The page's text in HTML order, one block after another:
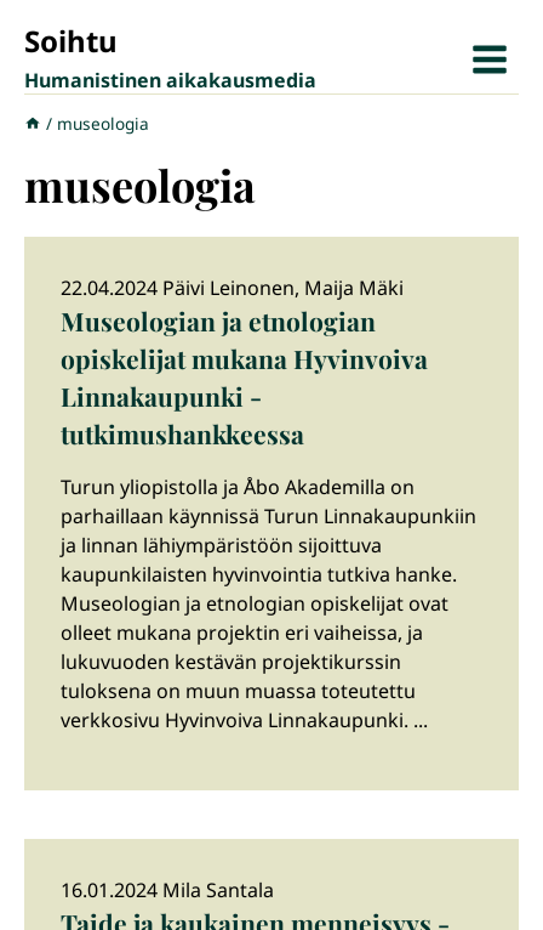
sisältöön
Soihtu
Humanistinen aikakausmedia
/ museologia
museologia
22.04.2024 Päivi Leinonen, Maija Mäki
Museologian ja etnologian
opiskelijat mukana Hyvinvoiva
Linnakaupunki -
tutkimushankkeessa
Turun yliopistolla ja Åbo Akademilla on
parhaillaan käynnissä Turun Linnakaupunkiin
ja linnan lähiympäristöön sijoittuva
kaupunkilaisten hyvinvointia tutkiva hanke.
Museologian ja etnologian opiskelijat ovat
olleet mukana projektin eri vaiheissa, ja
lukuvuoden kestävän projektikurssin
tuloksena on muun muassa toteutettu
verkkosivu Hyvinvoiva Linnakaupunki. ...
16.01.2024 Mila Santala
Taide ja kaukainen menneisyys -